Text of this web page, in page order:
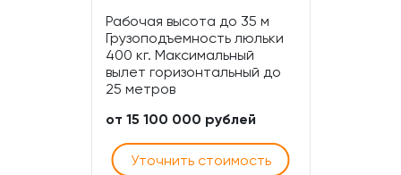
Рабочая высота до 35 м
Грузоподъемность люльки
400 кг. Максимальный
вылет горизонтальный до
25 метров
от 15 100 000 рублей
Уточнить стоимость